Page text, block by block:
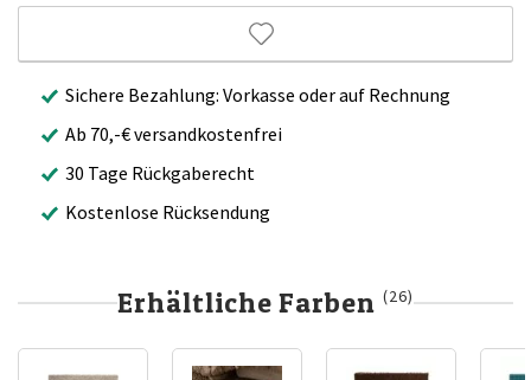
Sichere Bezahlung: Vorkasse oder auf Rechnung
Ab 70,-€ versandkostenfrei
30 Tage Rückgaberecht
Kostenlose Rücksendung
Erhältliche Farben(26)